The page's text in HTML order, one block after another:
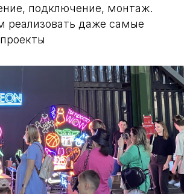
подключение, монтаж.
реализовать даже самые